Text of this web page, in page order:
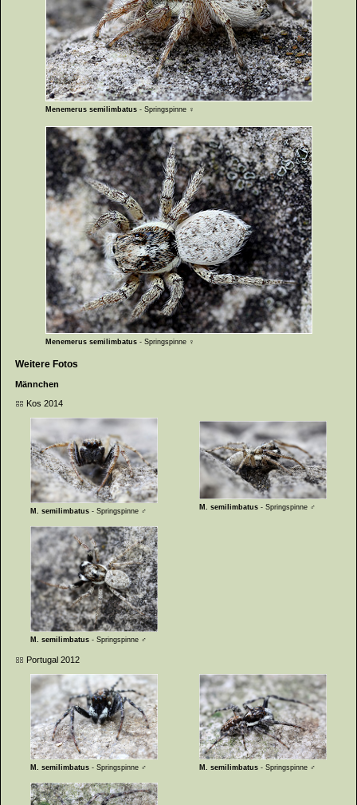
Menemerus semilimbatus- Springspinne ♀
Menemerus semilimbatus- Springspinne ♀
Weitere Fotos
Männchen
Kos 2014
M. semilimbatus - Springspinne ♂ M. semilimbatus- Springspinne ♂
M. semilimbatus - Springspinne ♂
Portugal 2012
M. semilimbatus - Springspinne ♂ M. semilimbatus- Springspinne ♂